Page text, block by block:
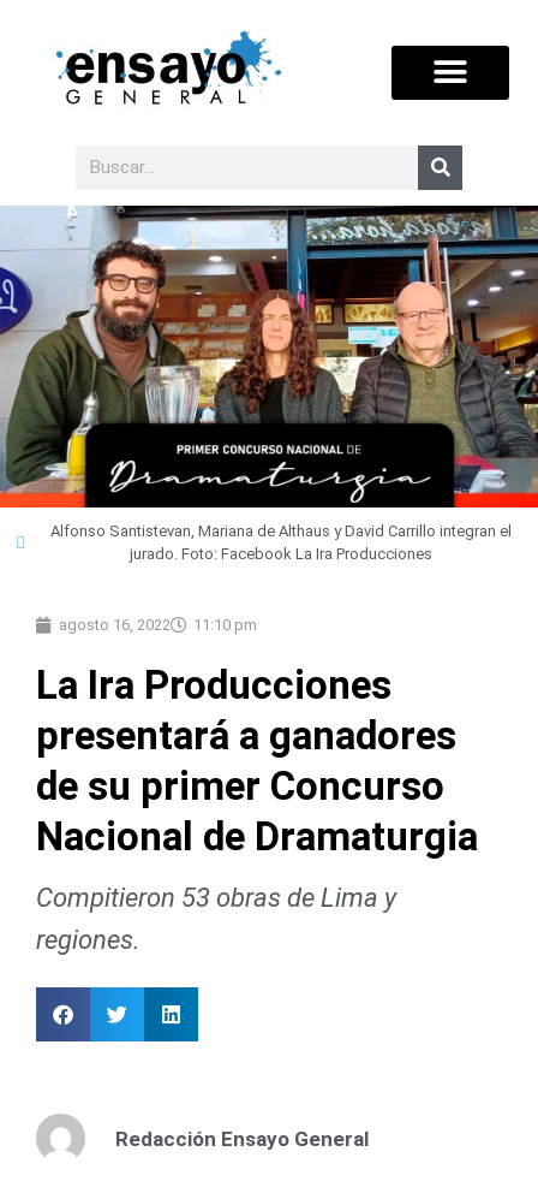
Alfonso Santistevan, Mariana de Althaus y David Carrillo integran el
jurado. Foto: Facebook La Ira Producciones
agosto 16, 2022 11:10 pm
La Ira Producciones
presentará a ganadores
de su primer Concurso
Nacional de Dramaturgia
Compitieron 53 obras de Lima y
regiones.
Redacción Ensayo General